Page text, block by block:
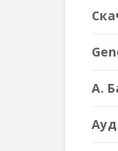
А.